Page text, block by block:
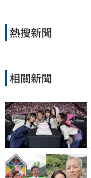
熱搜新聞
相關新聞